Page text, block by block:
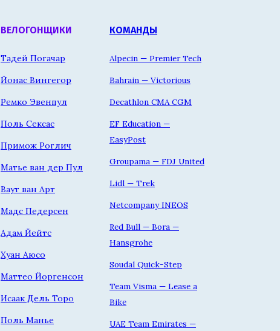
ВЕЛОГОНЩИКИ
Тадей Погачар
Йонас Вингегор
Ремко Эвенпул
Поль Сексас
Примож Роглич
Матье ван дер Пул
Ваут ван Арт
Мадс Педерсен
Адам Йейтс
Хуан Аюсо
Маттео Йоргенсон
Исаак Дель Торо
Поль Манье
КОМАНДЫ
Alpecin — Premier Tech
Bahrain — Victorious
Decathlon CMA CGM
EF Education —
EasyPost
Groupama — FDJ United
Lidl — Trek
Netcompany INEOS
Red Bull — Bora —
Hansgrohe
Soudal Quick-Step
Team Visma — Lease a
Bike
UAE Team Emirates —